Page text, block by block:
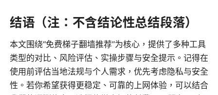
结语（注：不含结论性总结段落）
本文围绕“免费梯子翻墙推荐”为核心，提供了多种工具
类型的对比、风险评估、实操步骤与安全提示。记得在
使用前评估当地法规与个人需求，优先考虑隐私与安全
性。若你希望获得更稳定、可靠的上网体验，可以结合